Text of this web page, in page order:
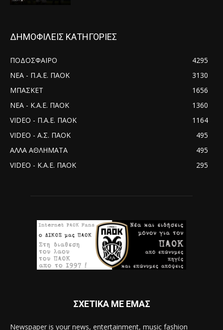
ΔΗΜΟΦΙΛΕΙΣ ΚΑΤΗΓΟΡΙΕΣ
ΠΟΔΟΣΦΑΙΡΟ
4295
ΝΕΑ - Π.Α.Ε. ΠΑΟΚ
3130
ΜΠΑΣΚΕΤ
1656
ΝΕΑ - Κ.Α.Ε. ΠΑΟΚ
1360
VIDEO - Π.Α.Ε. ΠΑΟΚ
1164
VIDEO - Α.Σ. ΠΑΟΚ
495
ΑΛΛΑ ΑΘΛΗΜΑΤΑ
495
VIDEO - Κ.Α.Ε. ΠΑΟΚ
295
ΣΧΕΤΙΚΑ ΜΕ ΕΜΑΣ
Newspaper is your news, entertainment, music fashion